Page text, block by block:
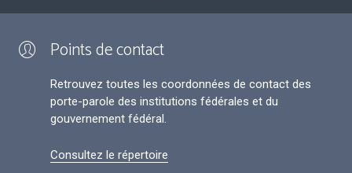
Points de contact
Retrouvez toutes les coordonnées de contact des
porte-parole des institutions fédérales et du
gouvernement fédéral.
Consultez le répertoire